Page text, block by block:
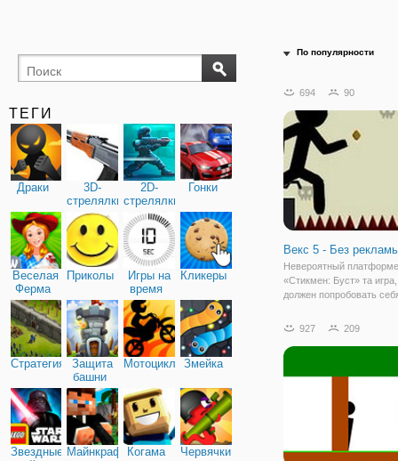
ТЕГИ
Драки
3D-
стрелялки
2D-
стрелялки
Гонки
Веселая
Ферма
Приколы
Игры на
время
Кликеры
Стратегия
Защита
башни
МотоциклыЗмейка
Звездные МайнкрафтКогама Червячки
По популярности
694 90
Векс 5 - Без
Невероятный
«Стикмен: Буст» та
должен попробовать
Стикмены всегда
исключение. Человек-
927 209